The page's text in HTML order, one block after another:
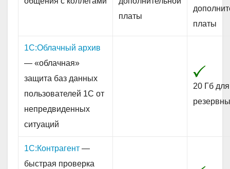
платы
платы
1С:Облачный архив
— «облачная»
защита баз данных
пользователей 1С от
непредвиденных
ситуаций
20 Гб
1С:Контрагент —
быстрая проверка